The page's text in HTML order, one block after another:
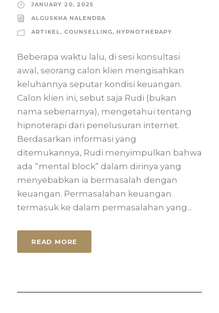
JANUARY 20, 2025
ALGUSKHA NALENDRA
ARTIKEL, COUNSELLING, HYPNOTHERAPY
Beberapa waktu lalu, di sesi konsultasi
awal, seorang calon klien mengisahkan
keluhannya seputar kondisi keuangan.
Calon klien ini, sebut saja Rudi (bukan
nama sebenarnya), mengetahui tentang
hipnoterapi dari penelusuran internet.
Berdasarkan informasi yang
ditemukannya, Rudi menyimpulkan bahwa
ada “mental block” dalam dirinya yang
menyebabkan ia bermasalah dengan
keuangan. Permasalahan keuangan
termasuk ke dalam permasalahan yang...
READ MORE